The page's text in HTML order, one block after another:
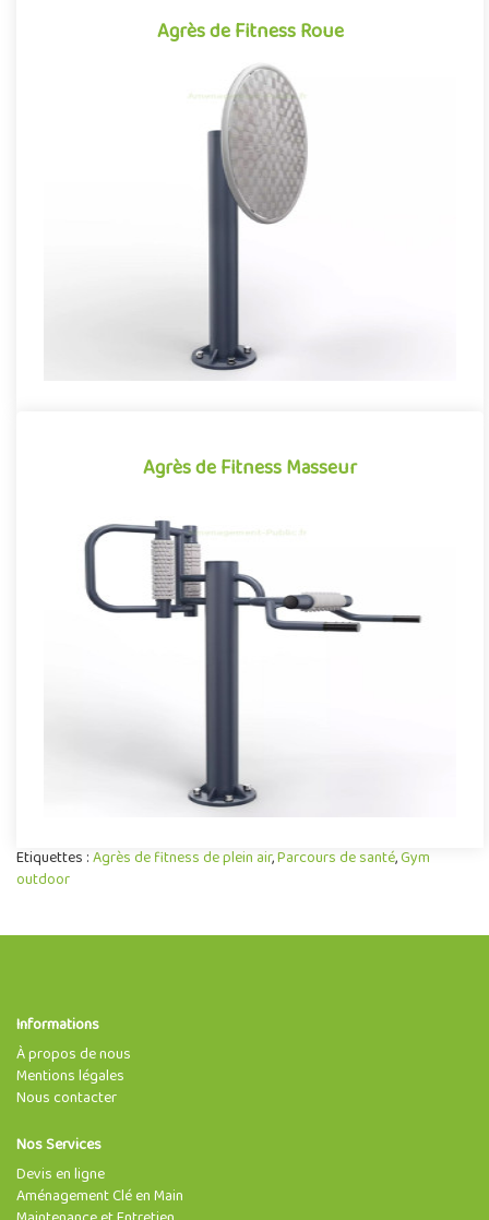
Agrès de Fitness Roue
Agrès de Fitness Roue
Agrès de fitness de plein air conjuguant activités sportives et
expériences ludiques, la Roue se démarque par son caractère à..
Offre partenaire
Agrès de Fitness Masseur
Agrès de Fitness Masseur
Idéal pour compléter les agrès proposés sur les aires de fitness
extérieures, le Masseur permet de détendre et soulager les m..
Etiquettes :Agrès de fitness de plein air,Parcours de santé,Gym
outdoor
Informations
À propos de nous
Mentions légales
Nous contacter
Nos Services
Devis en ligne
Aménagement Clé en Main